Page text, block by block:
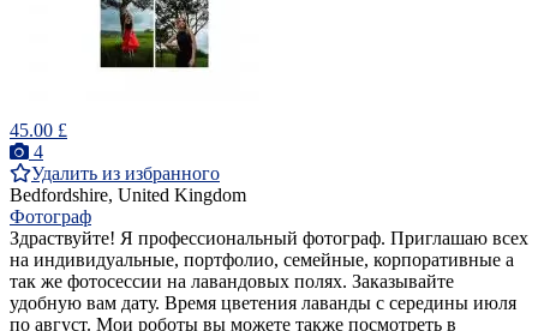
45.00 £
4
Удалить из избранного
Bedfordshire, United Kingdom
Фотограф
Здраствуйте! Я профессиональный фотограф. Приглашаю всех
на индивидуальные, портфолио, семейные, корпоративные а
так же фотосессии на лавандовых полях. Заказывайте
удобную вам дату. Время цветения лаванды с середины июля
по август. Мои роботы вы можете также посмотреть в